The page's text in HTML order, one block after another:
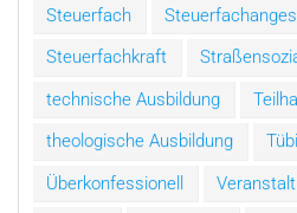
Steuerfach
Steuerfachkraft
technische Ausbildung
theologische Ausbildung
Überkonfessionell